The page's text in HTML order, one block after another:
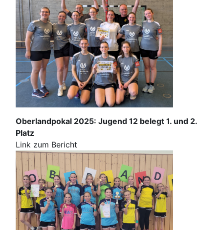
Oberlandpokal 2025: Jugend 12 belegt 1. und 2.
Platz
Link zum Bericht